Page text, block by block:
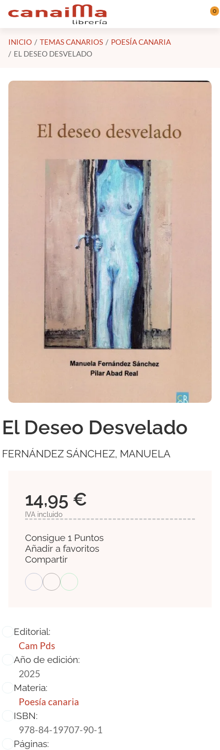
Saltar al contenido principal 0
INICIO TEMAS CANARIOS
POESÍA CANARIA
EL DESEO DESVELADO
El Deseo Desvelado
FERNÁNDEZ SÁNCHEZ, MANUELA
Editorial:
Cam Pds
Año de edición:
2025
Materia:
Poesía canaria
ISBN:
978-84-19707-90-1
Páginas:
14,95 €
IVA incluido
Consigue 1 Puntos
Añadir a favoritos
Compartir